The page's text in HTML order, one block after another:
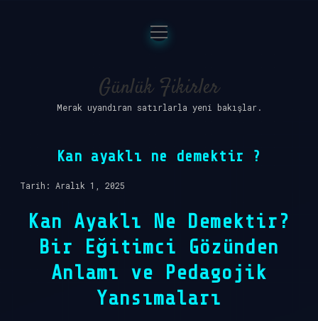
Anasayfa
Gizlilik Politikası
Yasal Uyarı
Hakkımızda
menüyü
aç
Günlük Fikirler
Merak uyandıran satırlarla yeni bakışlar.
Kan ayaklı ne demektir ?
Tarih: Aralık 1, 2025
Kan Ayaklı Ne Demektir?
Bir Eğitimci Gözünden
Anlamı ve Pedagojik
Yansımaları